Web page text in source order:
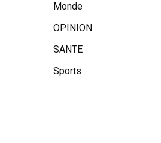
Monde
OPINION
SANTE
Sports